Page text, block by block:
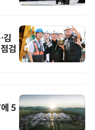
김
검
5